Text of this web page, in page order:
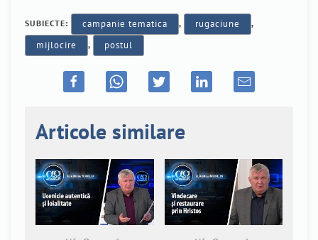
SUBIECTE: campanie tematica , rugaciune ,
mijlocire , postul
Articole similare